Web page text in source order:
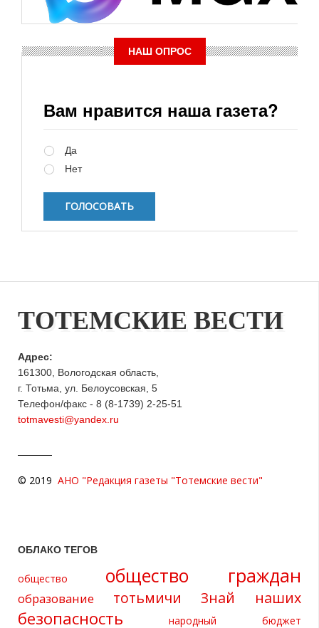
НАШ ОПРОС
Вам нравится наша газета?
Да
Нет
ТОТЕМСКИЕ ВЕСТИ
Адрес:
161300, Вологодская область,
г. Тотьма, ул. Белоусовская, 5
Телефон/факс - 8 (8-1739) 2-25-51
totmavesti@yandex.ru
© 2019 АНО "Редакция газеты "Тотемские вести"
ОБЛАКО ТЕГОВ
общество общество граждан
образование тотьмичи Знай наших
безопасность народный бюджет